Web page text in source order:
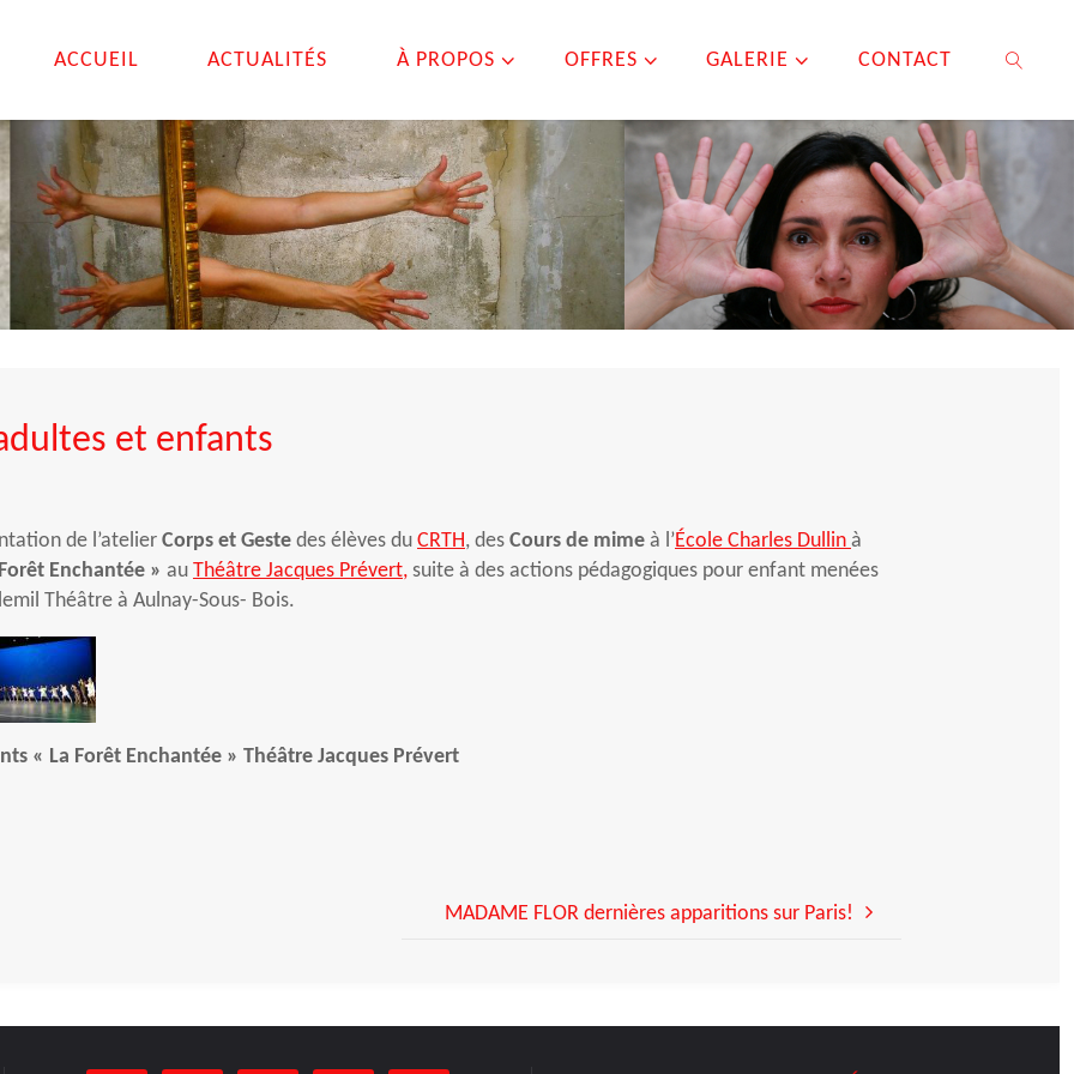
ACCUEIL ACTUALITÉS À PROPOS OFFRES GALERIE CONTACT
SEARCH
et enfants
de l’atelier Corps et Geste des élèves du CRTH, des Cours de mime à l’École Charles Dullin à
Enchantée » au Théâtre Jacques Prévert, suite à des actions pédagogiques pour enfant menées
Théâtre à Aulnay-Sous- Bois.
« La Forêt Enchantée » Théâtre Jacques Prévert
MADAME FLOR dernières apparitions sur Paris!